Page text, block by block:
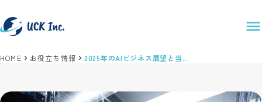
HOME お役立ち情報 2025年のAIビジネス展望と当社の新サービス展開